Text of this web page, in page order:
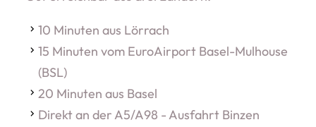
10 Minuten aus Lörrach
15 Minuten vom EuroAirport Basel-Mulhouse
(BSL)
20 Minuten aus Basel
Direkt an der A5/A98 - Ausfahrt Binzen